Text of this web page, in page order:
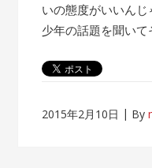
いの態度がいいんじ
少年の話題を聞いて
2015年2月10日 By